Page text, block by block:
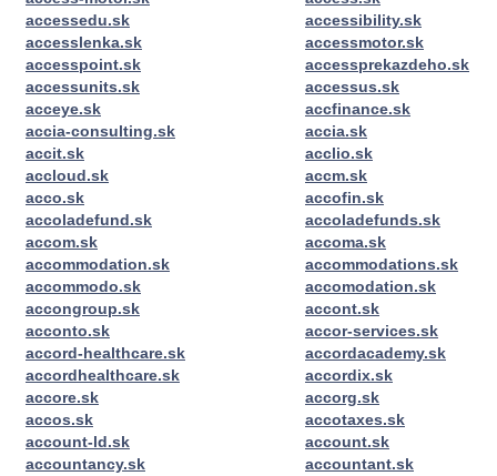
accessedu.sk
accessibility.sk
accesslenka.sk
accessmotor.sk
accesspoint.sk
accessprekazdeho.sk
accessunits.sk
accessus.sk
acceye.sk
accfinance.sk
accia-consulting.sk
accia.sk
accit.sk
acclio.sk
accloud.sk
accm.sk
acco.sk
accofin.sk
accoladefund.sk
accoladefunds.sk
accom.sk
accoma.sk
accommodation.sk
accommodations.sk
accommodo.sk
accomodation.sk
accongroup.sk
accont.sk
acconto.sk
accor-services.sk
accord-healthcare.sk
accordacademy.sk
accordhealthcare.sk
accordix.sk
accore.sk
accorg.sk
accos.sk
accotaxes.sk
account-ld.sk
account.sk
accountancy.sk
accountant.sk